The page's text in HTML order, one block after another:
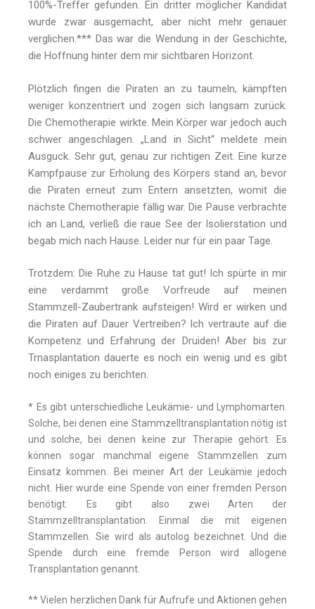
100%-Treffer gefunden. Ein dritter möglicher Kandidat
wurde zwar ausgemacht, aber nicht mehr genauer
verglichen.*** Das war die Wendung in der Geschichte,
die Hoffnung hinter dem mir sichtbaren Horizont.
Plötzlich fingen die Piraten an zu taumeln, kämpften
weniger konzentriert und zogen sich langsam zurück.
Die Chemotherapie wirkte. Mein Körper war jedoch auch
schwer angeschlagen. „Land in Sicht“ meldete mein
Ausguck. Sehr gut, genau zur richtigen Zeit. Eine kurze
Kampfpause zur Erholung des Körpers stand an, bevor
die Piraten erneut zum Entern ansetzten, womit die
nächste Chemotherapie fällig war. Die Pause verbrachte
ich an Land, verließ die raue See der Isolierstation und
begab mich nach Hause. Leider nur für ein paar Tage.
Trotzdem: Die Ruhe zu Hause tat gut! Ich spürte in mir
eine verdammt große Vorfreude auf meinen
Stammzell-Zaubertrank aufsteigen! Wird er wirken und
die Piraten auf Dauer Vertreiben? Ich vertraute auf die
Kompetenz und Erfahrung der Druiden! Aber bis zur
Trnasplantation dauerte es noch ein wenig und es gibt
noch einiges zu berichten.
* Es gibt unterschiedliche Leukämie- und Lymphomarten.
Solche, bei denen eine Stammzelltransplantation nötig ist
und solche, bei denen keine zur Therapie gehört. Es
können sogar manchmal eigene Stammzellen zum
Einsatz kommen. Bei meiner Art der Leukämie jedoch
nicht. Hier wurde eine Spende von einer fremden Person
benötigt. Es gibt also zwei Arten der
Stammzelltransplantation. Einmal die mit eigenen
Stammzellen. Sie wird als autolog bezeichnet. Und die
Spende durch eine fremde Person wird allogene
Transplantation genannt.
** Vielen herzlichen Dank für Aufrufe und Aktionen gehen